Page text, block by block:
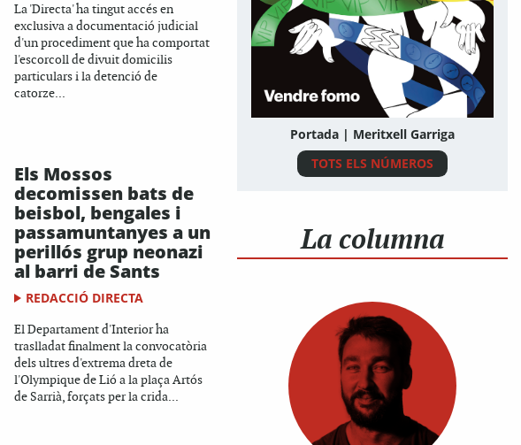
La 'Directa' ha tingut accés en
exclusiva a documentació judicial
d'un procediment que ha comportat
l'escorcoll de divuit domicilis
particulars i la detenció de
catorze...
Els Mossos
decomissen bats de
beisbol, bengales i
passamuntanyes a un
perillós grup neonazi
al barri de Sants
REDACCIÓ DIRECTA
El Departament d'Interior ha
traslladat finalment la convocatòria
dels ultres d'extrema dreta de
l'Olympique de Lió a la plaça Artós
de Sarrià, forçats per la crida...
Portada | Meritxell Garriga
TOTS ELS NÚMEROS
La columna